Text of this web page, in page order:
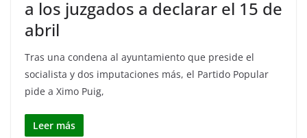
a los juzgados a declarar el 15 de
abril
Tras una condena al ayuntamiento que preside el
socialista y dos imputaciones más, el Partido Popular
pide a Ximo Puig,
Leer más